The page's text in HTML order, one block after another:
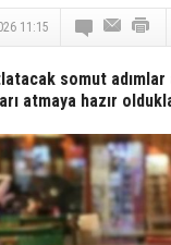
11:15
somut adımlar
atmaya hazır